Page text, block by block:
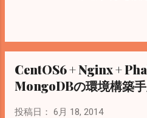
File Types →
サイト
ッグを設定する
Xdebugをインス
リポジトリ。 #
公式サイトのド
Libraries →
「Node.js
ないとLが「
で「Resources
「Resource
パスで記述すれ
CentOS6 + Nginx +
MongoDBの環境構築
投稿日： 6月 18, 2014